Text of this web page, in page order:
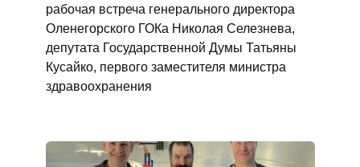
рабочая встреча генерального директора
Оленегорского ГОКа Николая Селезнева,
депутата Государственной Думы Татьяны
Кусайко, первого заместителя министра
здравоохранения